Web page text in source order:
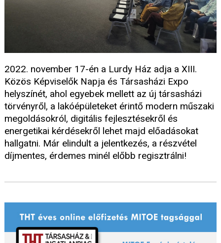
2022. november 17-én a Lurdy Ház adja a XIII.
Közös Képviselők Napja és Társasházi Expo
helyszínét, ahol egyebek mellett az új társasházi
törvényről, a lakóépületeket érintő modern műszaki
megoldásokról, digitális fejlesztésekről és
energetikai kérdésekről lehet majd előadásokat
hallgatni. Már elindult a jelentkezés, a részvétel
díjmentes, érdemes minél előbb regisztrálni!